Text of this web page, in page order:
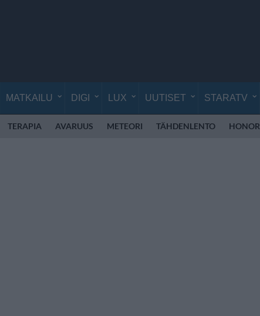
MATKAILU DIGI LUX UUTISET STARATV
TERAPIA AVARUUS METEORI TÄHDENLENTO HONOR